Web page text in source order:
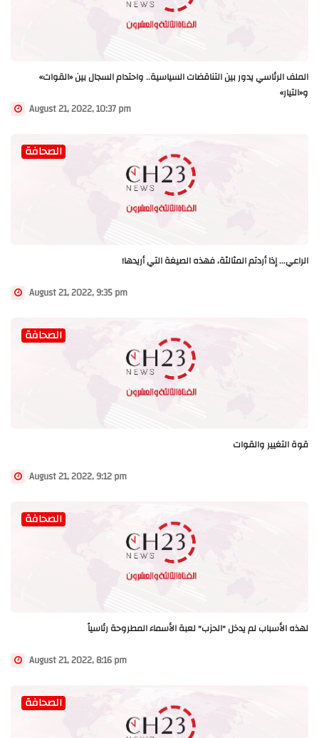
الملف الرئاسي يدور بين التناقضات السياسية.. واحتدام السجال بين «القوات»
و«التيار»
August 21, 2022, 10:37 pm
الصحافة
الراعي... إذا أردتم المثالثة، فهذه الصيغة التي أريدها!
August 21, 2022, 9:35 pm
الصحافة
قوة التغيير والقوات
August 21, 2022, 9:12 pm
الصحافة
لهذه الأسباب لم يدخل "الحزب" لعبة الأسماء المطروحة رئاسياً
August 21, 2022, 8:16 pm
الصحافة